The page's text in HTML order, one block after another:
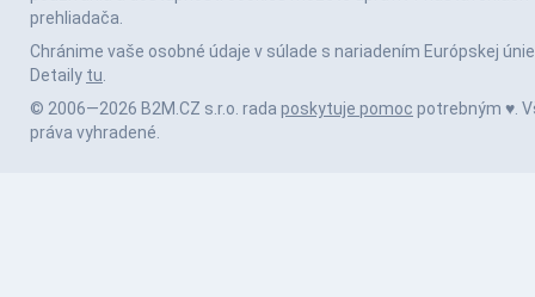
prehliadača.
Chránime vaše osobné údaje v súlade s nariadením Európskej únie
Detaily tu.
© 2006—2026 B2M.CZ s.r.o. rada poskytuje pomoc potrebným ♥️.
práva vyhradené.